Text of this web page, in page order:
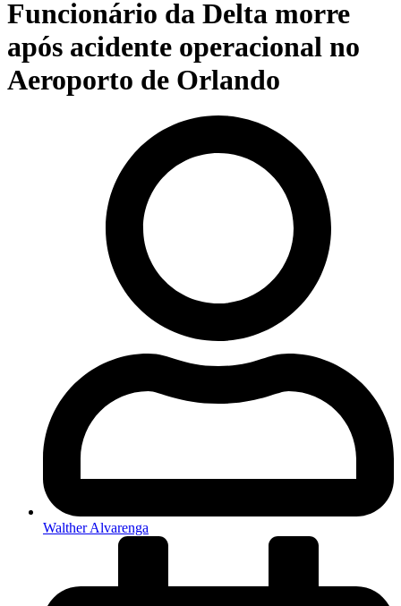
Funcionário da Delta morre
após acidente operacional no
Aeroporto de Orlando
Walther Alvarenga